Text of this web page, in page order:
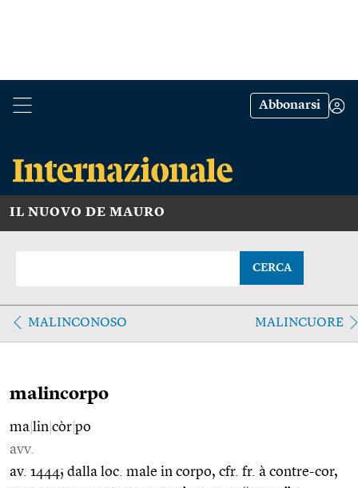
Abbonarsi
IL NUOVO DE MAURO
CERCA
MALINCONOSO MALINCUORE
malincorpo
ma lin còr po
avv.
av. 1444; dalla loc. male in corpo, cfr. fr. à contre-cor,